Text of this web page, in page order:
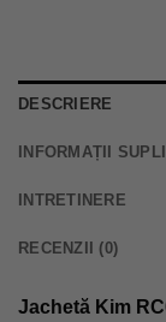
DESCRIERE
INFORMAȚII
INTRETINERE
RECENZII (0)
Jachetă Kim